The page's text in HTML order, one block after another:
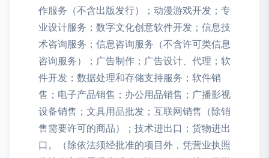
作服务（不含出版发行）；动漫游戏开发；专
业设计服务；数字文化创意软件开发；信息技
术咨询服务；信息咨询服务（不含许可类信息
咨询服务）；广告制作；广告设计、代理；软
件开发；数据处理和存储支持服务；软件销
售；电子产品销售；办公用品销售；广播影视
设备销售；文具用品批发；互联网销售（除销
售需要许可的商品）；技术进出口；货物进出
口。（除依法须经批准的项目外，凭营业执照